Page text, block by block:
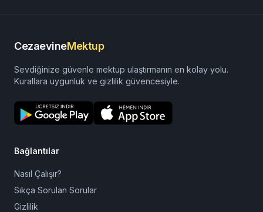
CezaevineMektup
Sevdiğinize güvenle mektup ulaştırmanın en kolay yolu.
Kurallara uygunluk ve gizlilik güvencesiyle.
Bağlantılar
Nasıl Çalışır?
Sıkça Sorulan Sorular
Gizlilik